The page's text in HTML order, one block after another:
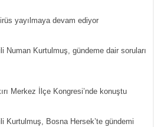
yayılmaya devam ediyor
Numan Kurtulmuş, gündeme dair soruları
Merkez İlçe Kongresi’nde konuştu
Kurtulmuş, Bosna Hersek’te gündemi